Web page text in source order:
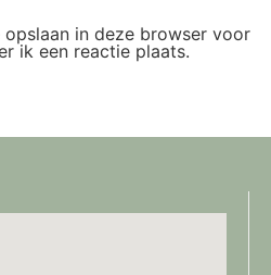
in deze browser voor
ik een reactie plaats.